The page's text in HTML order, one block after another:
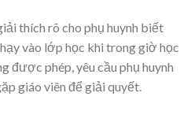
thích rõ cho phụ huynh biết
vào lớp học khi trong giờ học
được phép, yêu cầu phụ huynh
giáo viên để giải quyết.